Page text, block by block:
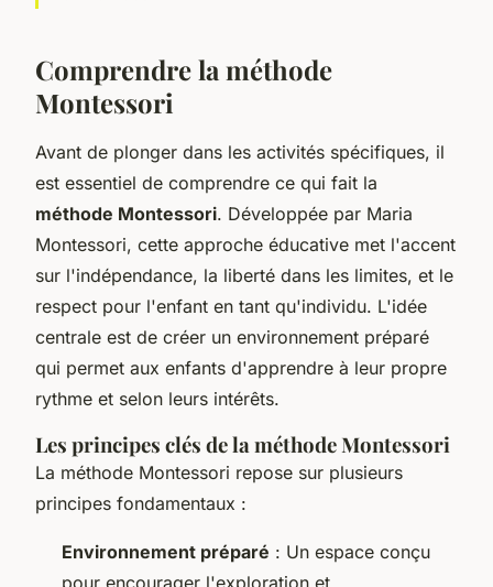
Comprendre la méthode
Montessori
Avant de plonger dans les activités spécifiques, il
est essentiel de comprendre ce qui fait la
méthode Montessori. Développée par Maria
Montessori, cette approche éducative met l'accent
sur l'indépendance, la liberté dans les limites, et le
respect pour l'enfant en tant qu'individu. L'idée
centrale est de créer un environnement préparé
qui permet aux enfants d'apprendre à leur propre
rythme et selon leurs intérêts.
Les principes clés de la méthode Montessori
La méthode Montessori repose sur plusieurs
principes fondamentaux :
Environnement préparé : Un espace conçu
pour encourager l'exploration et